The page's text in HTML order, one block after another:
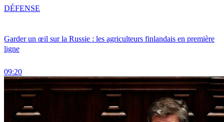
Garder un œil sur la Russie : les agriculteurs finlandais en première
ligne
09:20
DÉFENSE